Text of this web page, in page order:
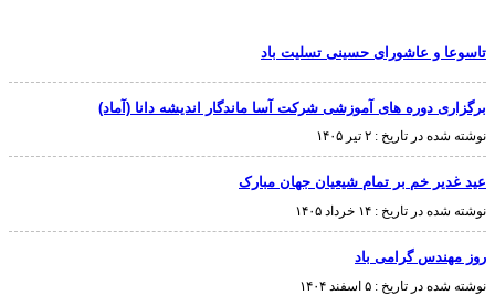
تاسوعا و عاشورای حسینی تسلیت باد
برگزاری دوره های آموزشی شرکت آسا ماندگار اندیشه دانا (آماد)
نوشته شده در تاریخ : ۲ تیر ۱۴۰۵
عید غدیر خم بر تمام شیعیان جهان مبارک
نوشته شده در تاریخ : ۱۴ خرداد ۱۴۰۵
روز مهندس گرامی باد
نوشته شده در تاریخ : ۵ اسفند ۱۴۰۴